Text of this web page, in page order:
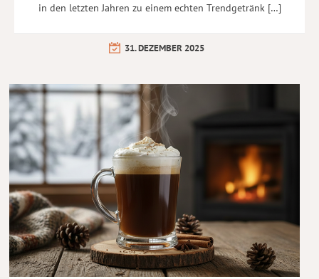
in den letzten Jahren zu einem echten Trendgetränk […]
31. DEZEMBER 2025